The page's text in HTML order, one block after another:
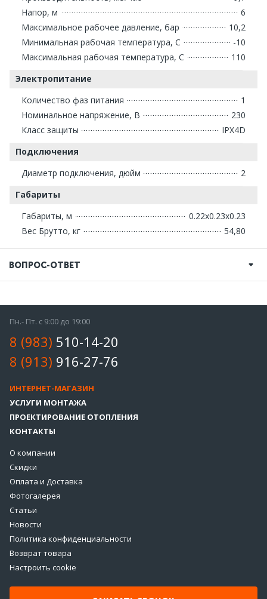
Напор, м
6
Максимальное рабочее давление, бар
10,2
Минимальная рабочая температура, С
-10
Максимальная рабочая температура, С
110
Электропитание
Количество фаз питания
1
Номинальное напряжение, В
230
Класс защиты
IPX4D
Подключения
Диаметр подключения, дюйм
2
Габариты
Габариты, м
0.22x0.23x0.23
Вес Брутто, кг
54,80
ВОПРОС-ОТВЕТ
Пн.- Пт. с 9:00 до 19:00
8 (983) 510-14-20
8 (913) 916-27-76
ИНТЕРНЕТ-МАГАЗИН
УСЛУГИ МОНТАЖА
ПРОЕКТИРОВАНИЕ ОТОПЛЕНИЯ
КОНТАКТЫ
О компании
Скидки
Оплата и Доставка
Фотогалерея
Статьи
Новости
Политика конфиденциальности
Возврат товара
Настроить cookie